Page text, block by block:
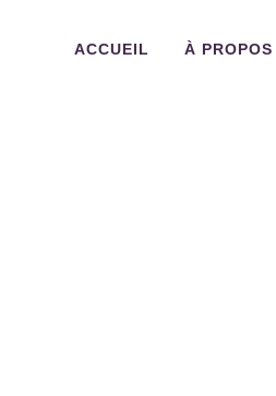
ACCUEIL À PROPOS